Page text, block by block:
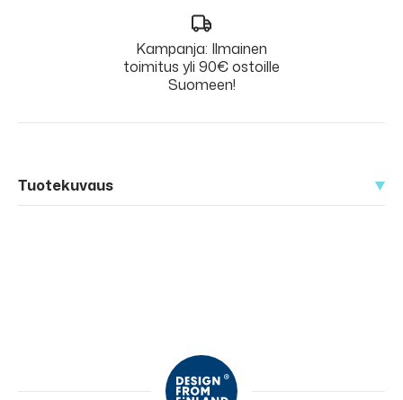
Kampanja: Ilmainen
toimitus yli 90€ ostoille
Suomeen!
Tuotekuvaus